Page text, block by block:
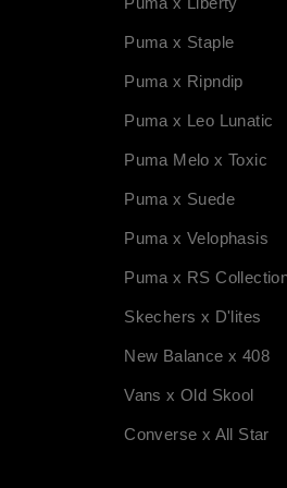
Puma x Staple
Puma x Ripndip
Puma x Leo Lunatic
Puma Melo x Toxic
Puma x Suede
Puma x Velophasis
Puma x RS
Skechers x D'lites
New Balance x 408
Vans x Old Skool
Converse x All Star